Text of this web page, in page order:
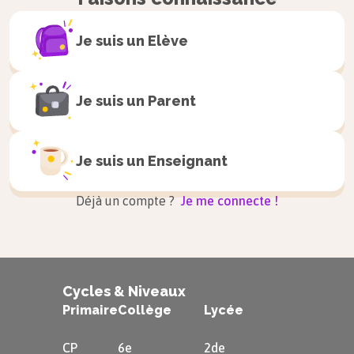
Je suis un Elève
Je suis un Parent
Je suis un Enseignant
Déjà un compte ? Je me connecte !
Cycles & Niveaux
Primaire
CP
Collège
6e
Lycée
2de